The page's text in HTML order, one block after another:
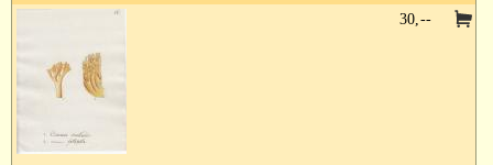
30,--